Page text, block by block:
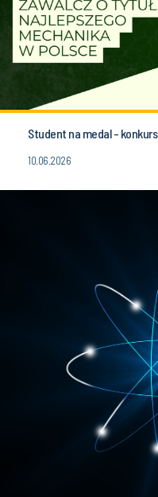
Student na medal - konkurs
10.06.2026